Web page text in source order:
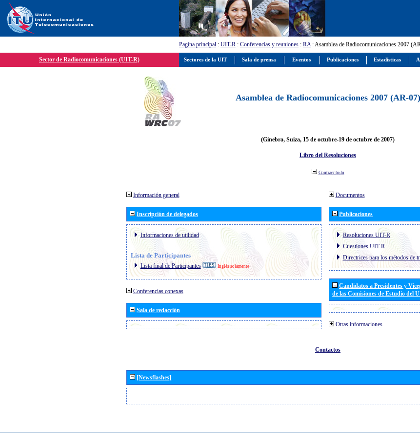
Pagína principal : UIT-R : Conferencias y reuniones : RA: Asamblea de Radiocomunicaciones 2007
Sector de Radiocomunicaciones (UIT-R)
Asamblea de Radiocomunicaciones 2007 (AR-07)
(Ginebra, Suiza, 15 de octubre-19 de octubre de 2007)
Libro del Resoluciones
Contraer todo
Información general
Inscripción de delegados
Informaciones de utilidad
Lista de Participantes
Lista final de Participantes Inglés solamente
Conferencias conexas
Sala de redacción
Documentos
Publicaciones
Resoluciones UIT-R
Cuestiones UIT-R
Directrices para los métodos de
Candidatos a Presidentes y
de las Comisiones de Estudio del
Otras informaciones
Contactos
[Newsflashes]
Sectores de la UIT Sala de prensa Eventos Publicaciones Estadísticas